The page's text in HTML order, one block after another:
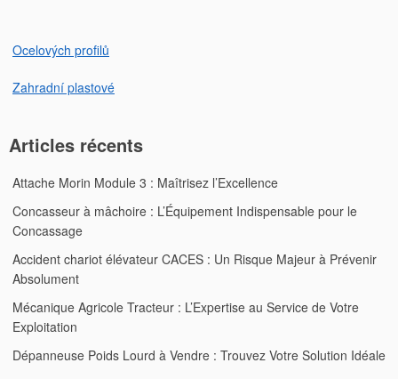
Ocelových profilů
Zahradní plastové
Articles récents
Attache Morin Module 3 : Maîtrisez l’Excellence
Concasseur à mâchoire : L’Équipement Indispensable pour le
Concassage
Accident chariot élévateur CACES : Un Risque Majeur à Prévenir
Absolument
Mécanique Agricole Tracteur : L’Expertise au Service de Votre
Exploitation
Dépanneuse Poids Lourd à Vendre : Trouvez Votre Solution Idéale